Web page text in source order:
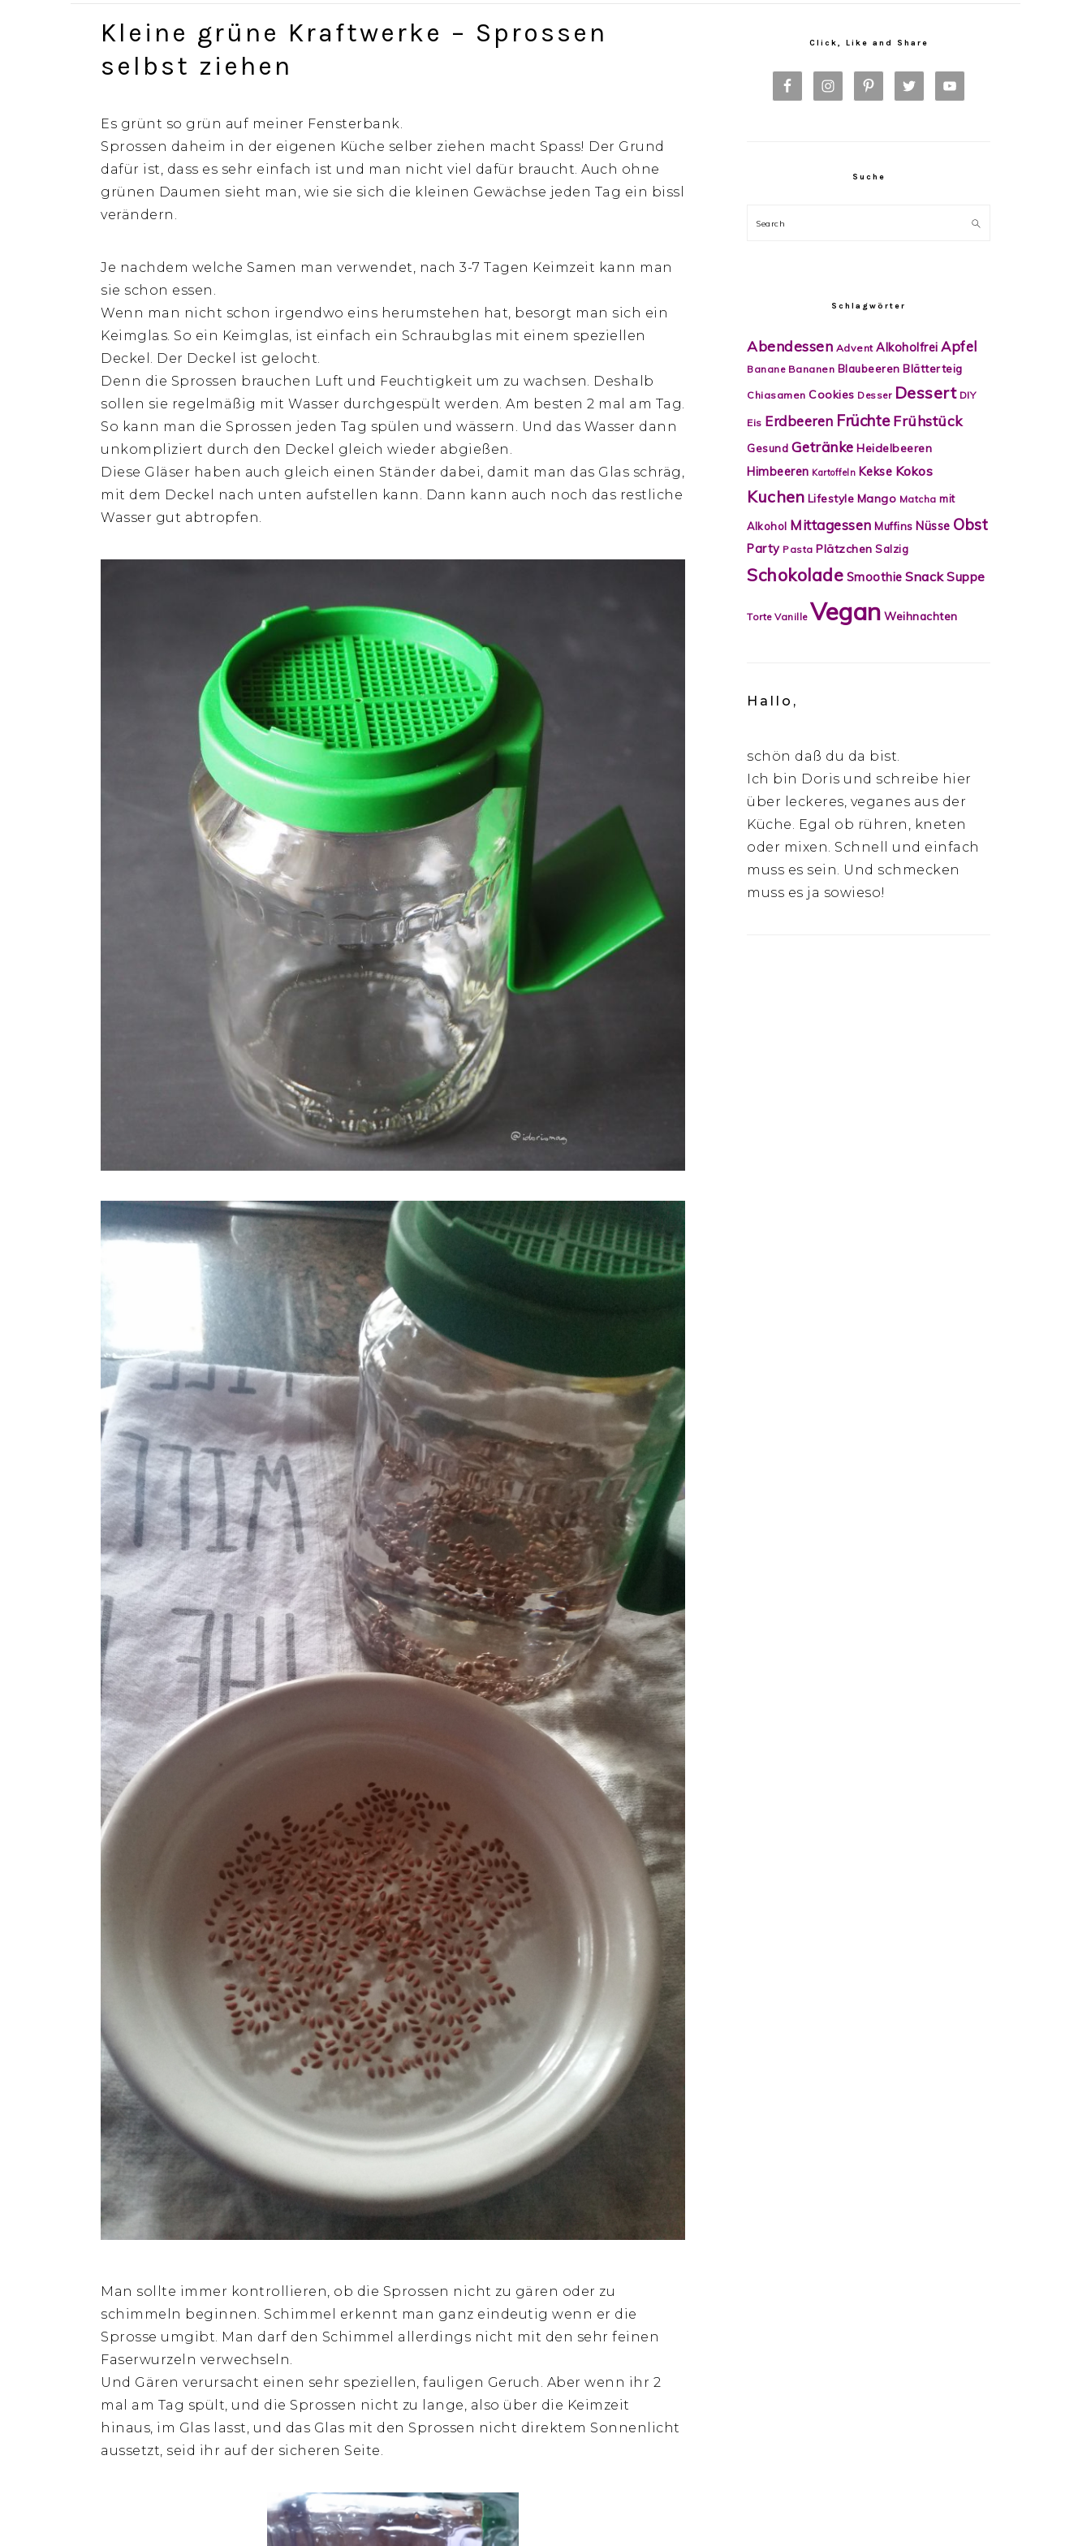
Kleine grüne Kraftwerke – Sprossen
selbst ziehen
Es grünt so grün auf meiner Fensterbank.
Sprossen daheim in der eigenen Küche selber ziehen macht Spass! Der Grund
dafür ist, dass es sehr einfach ist und man nicht viel dafür braucht. Auch ohne
grünen Daumen sieht man, wie sie sich die kleinen Gewächse jeden Tag ein bissl
verändern.
Je nachdem welche Samen man verwendet, nach 3-7 Tagen Keimzeit kann man
sie schon essen.
Wenn man nicht schon irgendwo eins herumstehen hat, besorgt man sich ein
Keimglas. So ein Keimglas, ist einfach ein Schraubglas mit einem speziellen
Deckel. Der Deckel ist gelocht.
Denn die Sprossen brauchen Luft und Feuchtigkeit um zu wachsen. Deshalb
sollen sie regelmäßig mit Wasser durchgespült werden. Am besten 2 mal am Tag.
So kann man die Sprossen jeden Tag spülen und wässern. Und das Wasser dann
unkompliziert durch den Deckel gleich wieder abgießen.
Diese Gläser haben auch gleich einen Ständer dabei, damit man das Glas schräg,
mit dem Deckel nach unten aufstellen kann. Dann kann auch noch das restliche
Wasser gut abtropfen.
Man sollte immer kontrollieren, ob die Sprossen nicht zu gären oder zu
schimmeln beginnen. Schimmel erkennt man ganz eindeutig wenn er die
Sprosse umgibt. Man darf den Schimmel allerdings nicht mit den sehr feinen
Faserwurzeln verwechseln.
Und Gären verursacht einen sehr speziellen, fauligen Geruch. Aber wenn ihr 2
mal am Tag spült, und die Sprossen nicht zu lange, also über die Keimzeit
hinaus, im Glas lasst, und das Glas mit den Sprossen nicht direktem Sonnenlicht
aussetzt, seid ihr auf der sicheren Seite.
Click, Like and Share
Suche
Search
Schlagwörter
Abendessen Advent Alkoholfrei Apfel
Banane Bananen Blaubeeren Blätterteig
Chiasamen Cookies Desser Dessert DIY
Eis Erdbeeren Früchte Frühstück
Gesund Getränke Heidelbeeren
Himbeeren Kartoffeln Kekse Kokos
Kuchen Lifestyle Mango Matcha mit
Alkohol Mittagessen Muffins Nüsse Obst
Party Pasta Plätzchen Salzig
Schokolade Smoothie SnackSuppe
Torte Vanille Vegan Weihnachten
Hallo,
schön daß du da bist.
Ich bin Doris und schreibe hier
über leckeres, veganes aus der
Küche. Egal ob rühren, kneten
oder mixen. Schnell und einfach
muss es sein. Und schmecken
muss es ja sowieso!